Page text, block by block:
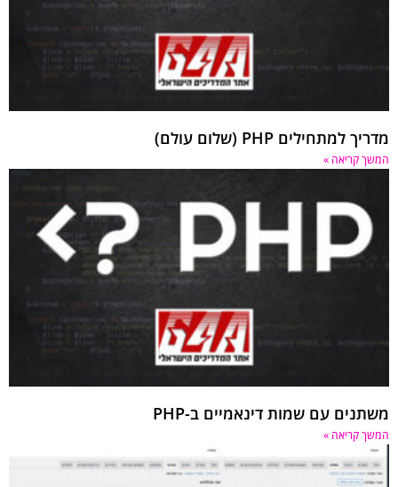
מדריך למתחילים PHP (שלום עולם)
המשך קריאה »
משתנים עם שמות דינאמיים ב-PHP
המשך קריאה »